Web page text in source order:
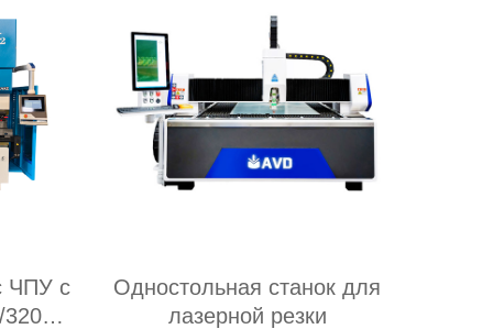
ЧПУ с
Одностольная станок для
лазерной резки